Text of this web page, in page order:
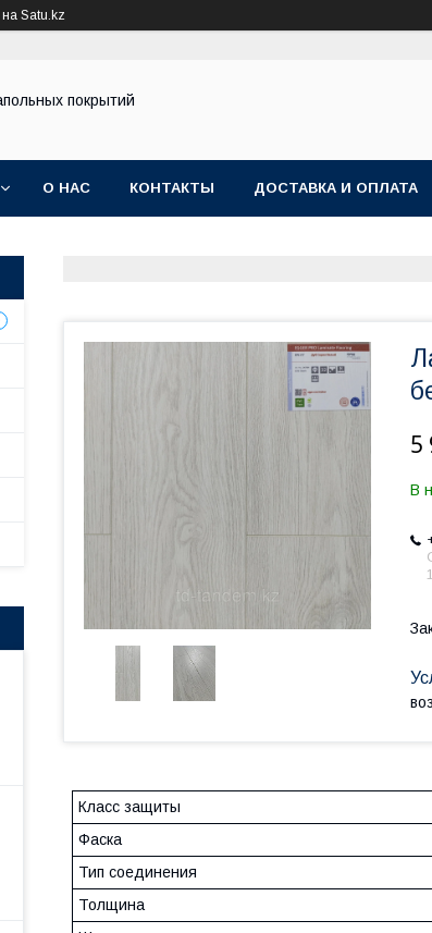
на Satu.kz
покрытий
О НАС КОНТАКТЫ ДОСТАВКА И ОПЛАТА
5
В
Класс защиты
Фаска
Тип соединения
Толщина